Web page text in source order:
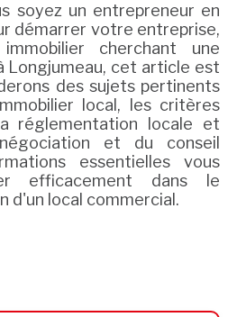
soyez un entrepreneur en
démarrer votre entreprise,
cherchant une
Longjumeau, cet article est
des sujets pertinents
local, les critères
réglementation locale et
et du conseil
essentielles vous
efficacement dans le
d'un local commercial.